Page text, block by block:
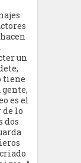
un
tiene
es el
de lo
dos